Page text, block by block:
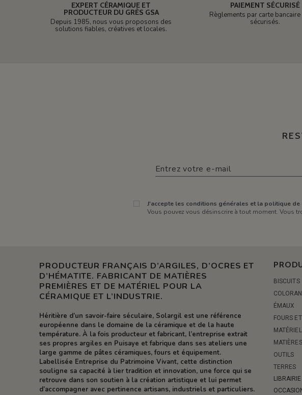
EXPERT CÉRAMIQUE ET
PRODUCTEUR DU GRÈS GSA
Depuis 1985, nous vous proposons des
solutions fiables, créatives et locales.
PAIEMENT SÉCURISÉ
Règlements par carte
sécurisés.
J'accepte les conditions générales et la politique
Vous pouvez vous désinscrire à tout moment. Vous
PRODUCTEUR FRANÇAIS D’ARGILES, D’OCRES ET
D’HÉMATITE. FABRICANT DE MATIÈRES
PREMIÈRES ET DE MATÉRIEL POUR LA
CÉRAMIQUE ET L’INDUSTRIE.
Héritière d’un savoir-faire séculaire, Solargil est une référence
européenne dans le domaine de la céramique et de la haute
température. À la fois producteur et fabricant, l’entreprise extrait
ses propres argiles en Puisaye et fabrique dans ses ateliers une
large gamme de pâtes céramiques, fours et équipement.
Labellisée Entreprise du Patrimoine Vivant, cette distinction
souligne sa capacité à lier tradition et innovation, une force qui se
retrouve dans son soutien à la création artistique et lui permet
d’accompagner avec pertinence artisans, industriels et particuliers.
BISCUITS
ÉMAUX
FOURS
OUTILS
TERRES
LIBRAIRIE